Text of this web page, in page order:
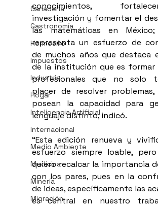
Ganadería
Gastronomía
Hermosillo
Impuestos
Industria
Hogar
Inteligencia Artificial
Internacional
Medio Ambiente
Medicina
Minería
Migración
conocimientos,
investigación y fomentar el
las matemáticas en México;
representa un esfuerzo de
de muchos años que destaca
de la institución que es
profesionales que no solo
placer de resolver
posean la capacidad para
lenguaje distinto, indicó.
“Esta edición renueva y
esfuerzo siempre loable,
quiero recalcar la importancia
con los pares, pues en la
de ideas, específicamente las
es central en nuestro